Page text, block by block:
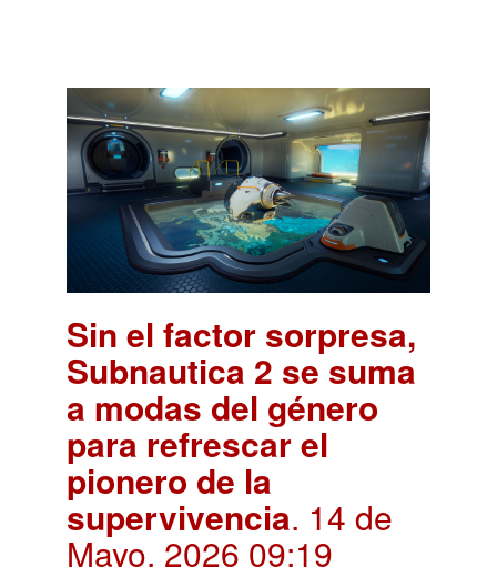
Sin el factor sorpresa,
Subnautica 2 se suma
a modas del género
para refrescar el
pionero de la
supervivencia. 14 de
Mayo, 2026 09:19